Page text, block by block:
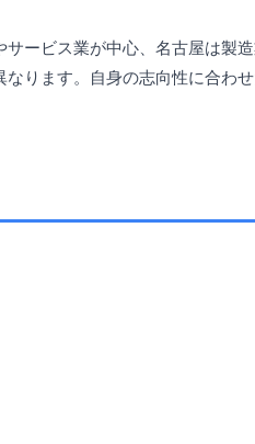
ービス業が中心、名古屋は製
ります。自身の志向性に合わ